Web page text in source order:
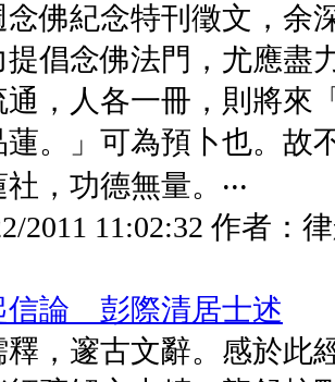
念佛紀念特刊徵文，余
提倡念佛法門，尤應盡
通，人各一冊，則將來
蓮。」可為預卜也。故
，功德無量。‧‧‧
2011 11:02:32 作者：
信論 彭際清居士述
，邃古文辭。感於此